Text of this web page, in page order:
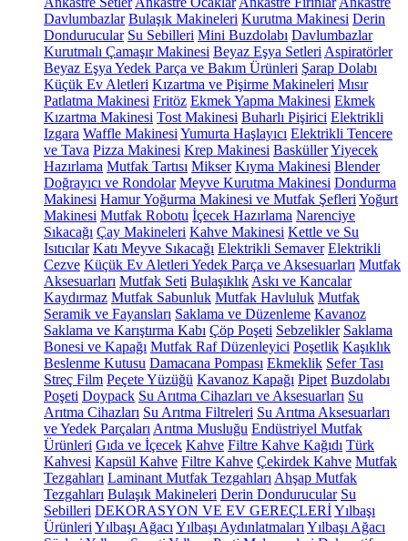
Davlumbazlar Bulaşık Makineleri Kurutma Makinesi Derin
Dondurucular Su Sebilleri Mini Buzdolabı Davlumbazlar
Kurutmalı Çamaşır Makinesi Beyaz Eşya Setleri Aspiratörler
Beyaz Eşya Yedek Parça ve Bakım Ürünleri Şarap Dolabı
Küçük Ev Aletleri Kızartma ve Pişirme Makineleri Mısır
Patlatma Makinesi Fritöz Ekmek Yapma Makinesi Ekmek
Kızartma Makinesi Tost Makinesi Buharlı Pişirici Elektrikli
Izgara Waffle Makinesi Yumurta Haşlayıcı Elektrikli Tencere
ve Tava Pizza Makinesi Krep Makinesi BasküllerYiyecek
Hazırlama Mutfak Tartısı Mikser Kıyma Makinesi Blender
Doğrayıcı ve Rondolar Meyve Kurutma Makinesi Dondurma
Makinesi Hamur Yoğurma Makinesi ve Mutfak Şefleri Yoğurt
Makinesi Mutfak Robotu İçecek Hazırlama Narenciye
Sıkacağı Çay Makineleri Kahve Makinesi Kettle ve Su
Isıtıcılar Katı Meyve Sıkacağı Elektrikli Semaver Elektrikli
Cezve Küçük Ev Aletleri Yedek Parça ve Aksesuarları Mutfak
Aksesuarları Mutfak Seti Bulaşıklık Askı ve Kancalar
Kaydırmaz Mutfak Sabunluk Mutfak Havluluk Mutfak
Seramik ve Fayansları Saklama ve Düzenleme Kavanoz
Saklama ve Karıştırma Kabı Çöp Poşeti Sebzelikler Saklama
Bonesi ve Kapağı Mutfak Raf Düzenleyici Poşetlik Kaşıklık
Beslenme Kutusu Damacana Pompası Ekmeklik Sefer Tası
Streç Film Peçete Yüzüğü Kavanoz Kapağı Pipet Buzdolabı
Poşeti Doypack Su Arıtma Cihazları ve Aksesuarları Su
Arıtma Cihazları Su Arıtma Filtreleri Su Arıtma Aksesuarları
ve Yedek Parçaları Arıtma Musluğu Endüstriyel Mutfak
Ürünleri Gıda ve İçecek Kahve Filtre Kahve Kağıdı Türk
Kahvesi Kapsül Kahve Filtre Kahve Çekirdek Kahve Mutfak
Tezgahları Laminant Mutfak Tezgahları Ahşap Mutfak
Tezgahları Bulaşık Makineleri Derin Dondurucular Su
Sebilleri DEKORASYON VE EV GEREÇLERİYılbaşı
Ürünleri Yılbaşı Ağacı Yılbaşı Aydınlatmaları Yılbaşı Ağacı